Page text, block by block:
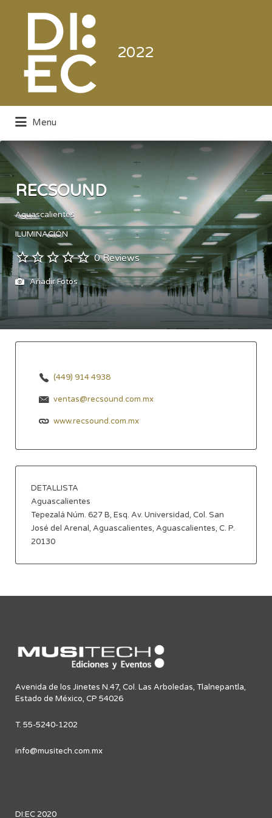
2022
Electrónica de Consumo y Comercial
Buscar
Menu
RECSOUND
Aguascalientes
ILUMINACIÓN
0 Reviews
Añadir Fotos
(449) 914 4938
ventas@recsound.com.mx
www.recsound.com.mx
DETALLISTA
Aguascalientes
Tepezalá Núm. 627 B, Esq. Av. Universidad, Col. San
José del Arenal, Aguascalientes, Aguascalientes, C. P.
20130
Avenida de los Jinetes N.47, Col. Las Arboledas, Tlalnepantla,
Estado de México, CP 54026
T. 55-5240-1202
info@musitech.com.mx
DI:EC 2020